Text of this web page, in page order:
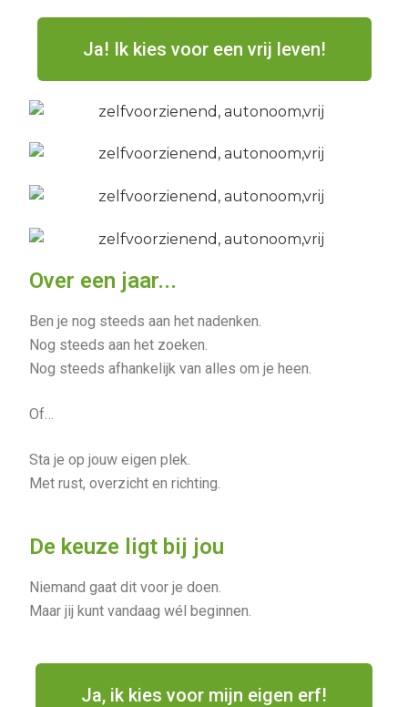
Ja! Ik kies voor een vrij leven!
Over een jaar...
Ben je nog steeds aan het nadenken.
Nog steeds aan het zoeken.
Nog steeds afhankelijk van alles om je heen.
Of…
Sta je op jouw eigen plek.
Met rust, overzicht en richting.
De keuze ligt bij jou
Niemand gaat dit voor je doen.
Maar jij kunt vandaag wél beginnen.
Ja, ik kies voor mijn eigen erf!